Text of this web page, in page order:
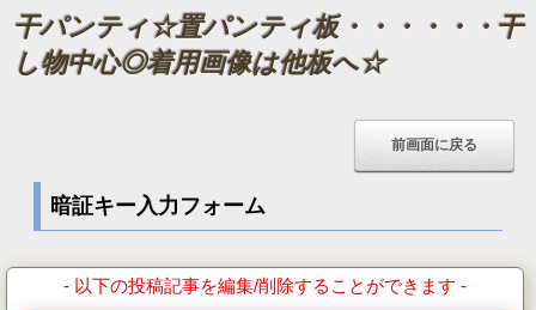
干パンティ☆置パンティ板・・・・・・干
し物中心◎着用画像は他板へ☆
暗証キー入力フォーム
- 以下の投稿記事を編集/削除することができます -